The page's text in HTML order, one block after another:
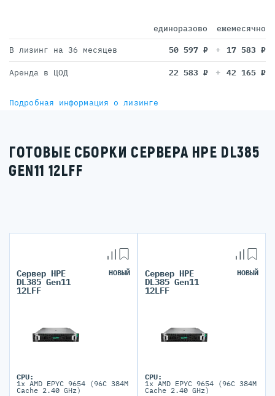
единоразово ежемесячно
В лизинг на 36 месяцев 50 597 ₽ 17 583 ₽
Аренда в ЦОД 22 583 ₽ 42 165 ₽
Подробная информация о лизинге
ГОТОВЫЕ СБОРКИ СЕРВЕРА HPE DL385
GEN11 12LFF
Сервер HPE
DL385 Gen11
12LFF
НОВЫЙ
CPU:
1x AMD EPYC 9654 (96C 384M
Cache 2.40 GHz)
Сервер HPE
DL385 Gen11
12LFF
НОВЫЙ
CPU:
1x AMD EPYC 9654 (96C 384M
Cache 2.40 GHz)